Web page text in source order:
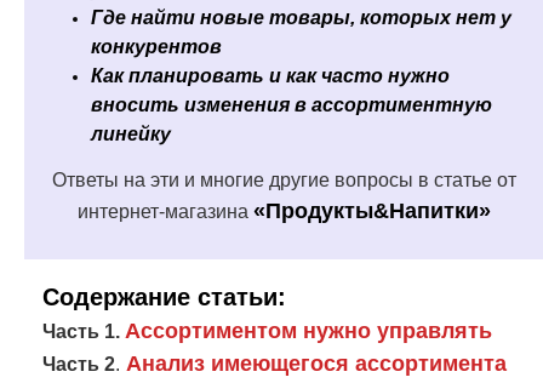
Где найти новые товары, которых нет у
конкурентов
Как планировать и как часто нужно
вносить изменения в ассортиментную
линейку
Ответы на эти и многие другие вопросы в статье от
интернет-магазина «Продукты&Напитки»
Содержание статьи:
Часть 1. Ассортиментом нужно управлять
Часть 2. Анализ имеющегося ассортимента